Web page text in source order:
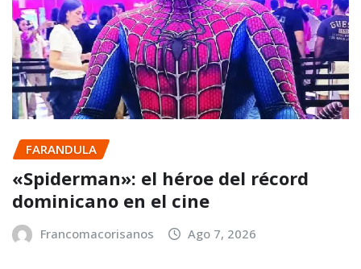
FARANDULA
«Spiderman»: el héroe del récord
dominicano en el cine
Francomacorisanos Ago 7, 2026